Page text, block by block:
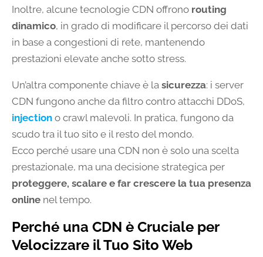
Inoltre, alcune tecnologie CDN offrono routing
dinamico, in grado di modificare il percorso dei dati
in base a congestioni di rete, mantenendo
prestazioni elevate anche sotto stress.
Un’altra componente chiave è la sicurezza: i server
CDN fungono anche da filtro contro attacchi DDoS,
injection o crawl malevoli. In pratica, fungono da
scudo tra il tuo sito e il resto del mondo.
Ecco perché usare una CDN non è solo una scelta
prestazionale, ma una decisione strategica per
proteggere, scalare e far crescere la tua presenza
online nel tempo.
Perché una CDN è Cruciale per
Velocizzare il Tuo Sito Web